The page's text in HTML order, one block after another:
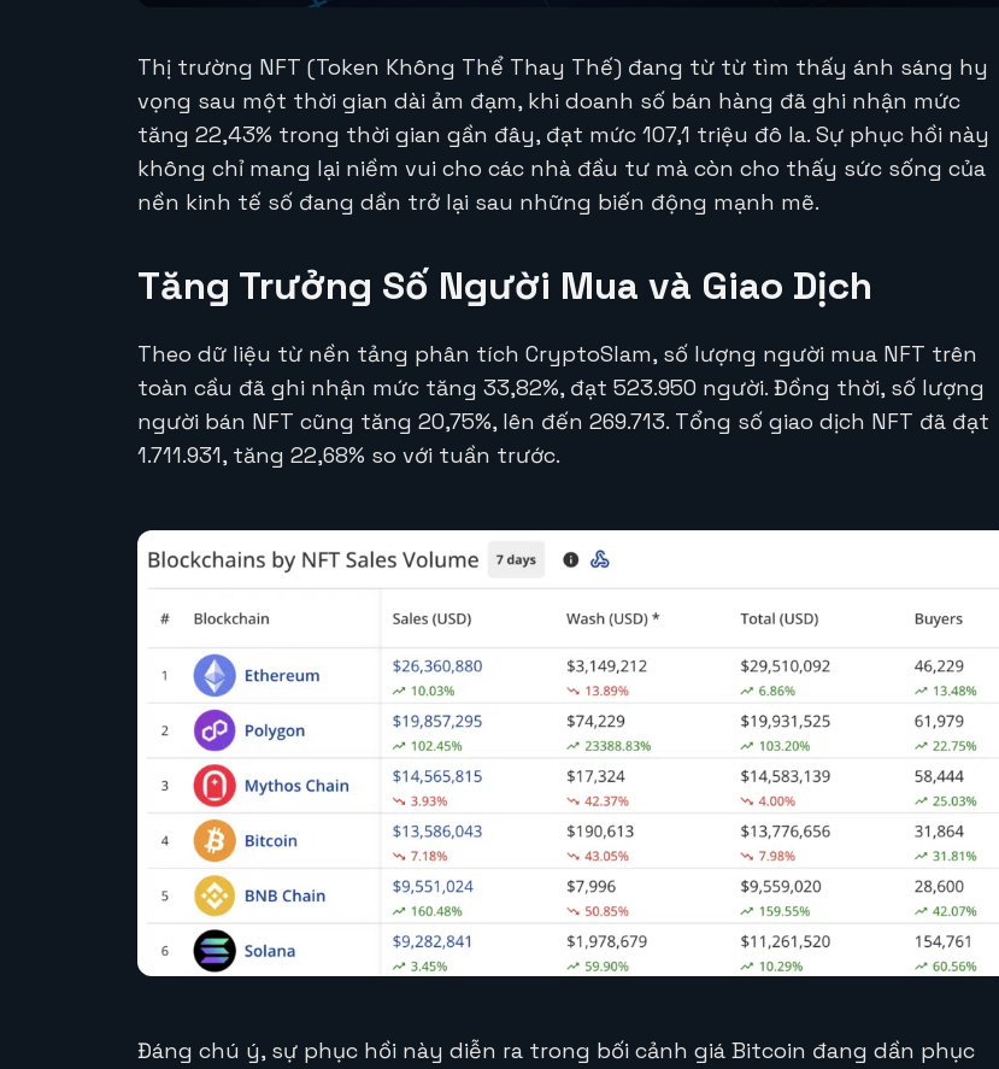
Thị trường NFT (Token Không Thể Thay Thế) đang từ từ tìm thấy ánh sáng hy
vọng sau một thời gian dài ảm đạm, khi doanh số bán hàng đã ghi nhận mức
tăng 22,43% trong thời gian gần đây, đạt mức 107,1 triệu đô la. Sự phục hồi này
không chỉ mang lại niềm vui cho các nhà đầu tư mà còn cho thấy sức sống của
nền kinh tế số đang dần trở lại sau những biến động mạnh mẽ.
Tăng Trưởng Số Người Mua và Giao Dịch
Theo dữ liệu từ nền tảng phân tích CryptoSlam, số lượng người mua NFT trên
toàn cầu đã ghi nhận mức tăng 33,82%, đạt 523.950 người. Đồng thời, số lượng
người bán NFT cũng tăng 20,75%, lên đến 269.713. Tổng số giao dịch NFT đã đạt
1.711.931, tăng 22,68% so với tuần trước.
Đáng chú ý, sự phục hồi này diễn ra trong bối cảnh giá Bitcoin đang dần phục